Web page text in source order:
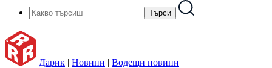
Дарик | Новини | Водещи новини